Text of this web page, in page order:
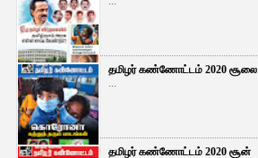
தமிழர் கண்ணோட்டம் 2020 சூலை
...
தமிழர் கண்ணோட்டம் 2020 சூன்